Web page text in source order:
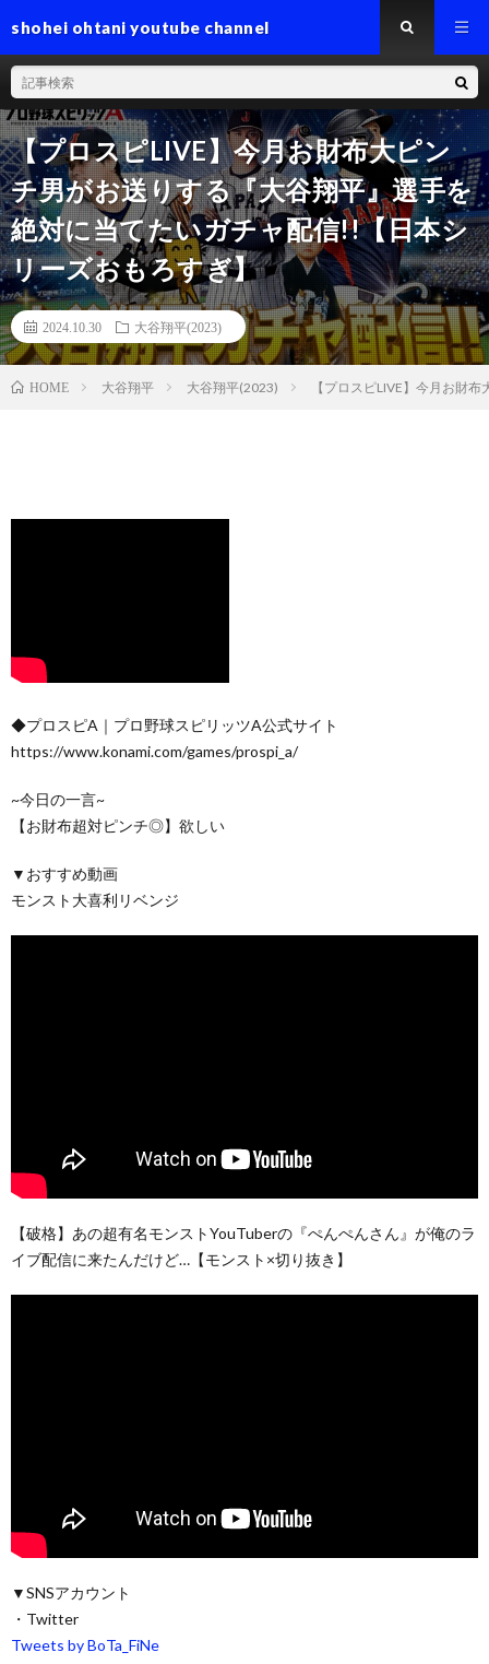
shohei ohtani youtube channel
【プロスピLIVE】今月お財布大ピン
チ男がお送りする『大谷翔平』選手を
絶対に当てたいガチャ配信!!【日本シ
リーズおもろすぎ】
2024.10.30 大谷翔平(2023)
HOME 大谷翔平 大谷翔平(2023) 【プロスピLIVE】今月お財
◆プロスピA｜プロ野球スピリッツA公式サイト
https://www.konami.com/games/prospi_a/
~今日の一言~
【お財布超対ピンチ◎】欲しい
▼おすすめ動画
モンスト大喜利リベンジ
【破格】あの超有名モンストYouTuberの『ぺんぺんさん』が俺のラ
イブ配信に来たんだけど…【モンスト×切り抜き】
▼SNSアカウント
・Twitter
Tweets by BoTa_FiNe